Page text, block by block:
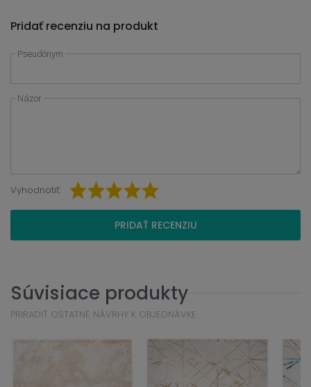
Pridať recenziu na produkt
Pseudónym
Názor
Vyhodnotiť:
PRIDAŤ RECENZIU
Súvisiace produkty
PRIRADIŤ OSTATNÉ NÁVRHY K OBJEDNÁVKE